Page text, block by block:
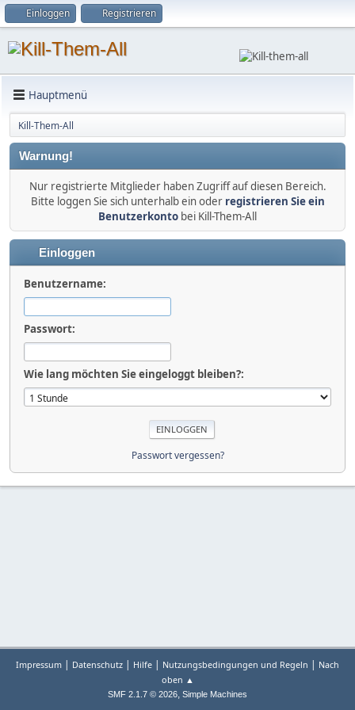
Einloggen Registrieren
Hauptmenü
Kill-Them-All
Warnung!
Nur registrierte Mitglieder haben Zugriff auf diesen Bereich.
Bitte loggen Sie sich unterhalb ein oder registrieren Sie ein
Benutzerkonto bei Kill-Them-All
Einloggen
Benutzername:
Passwort:
Wie lang möchten Sie eingeloggt bleiben?:
Passwort vergessen?
Impressum | Datenschutz | Hilfe | Nutzungsbedingungen und Regeln | Nach
oben ▲
SMF 2.1.7 © 2026, Simple Machines